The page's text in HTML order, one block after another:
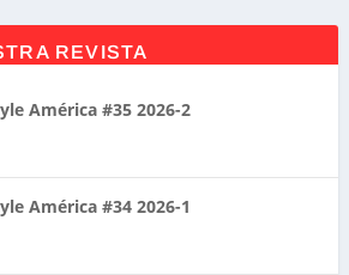
REVISTA
América #35 2026-2
América #34 2026-1